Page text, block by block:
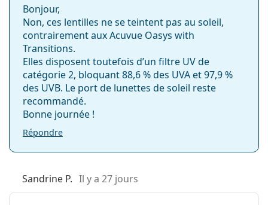
Acuvue
Oasys
Transmissibilité à l'oxygène
113.75 Dk/t
33 Dk/t
Autres
Catégorie:
Lentilles bimensuelles
Silicone hydrogel
Lentilles de contact
Lentilles sphériques et asphériques
Bonjour,
Non, ces lentilles ne se teintent pas au soleil,
contrairement aux Acuvue Oasys with
Transitions.
Elles disposent toutefois d’un filtre UV de
catégorie 2, bloquant 88,6 % des UVA et 97,9 %
des UVB. Le port de lunettes de soleil reste
recommandé.
Bonne journée !
Répondre
Sandrine P. Il y a 27 jours